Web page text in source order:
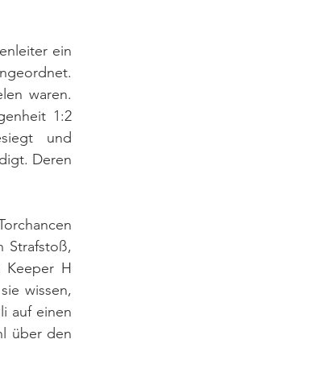
ein
waren.
1:2
und
Deren
Strafstoß,
H
wissen,
auf einen
über den